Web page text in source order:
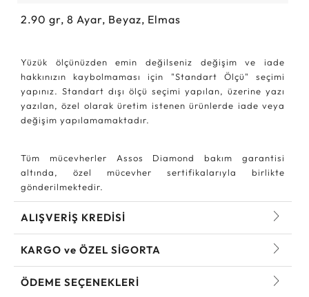
2.90 gr, 8 Ayar, Beyaz, Elmas
Yüzük ölçünüzden emin değilseniz değişim ve iade
hakkınızın kaybolmaması için "Standart Ölçü" seçimi
yapınız. Standart dışı ölçü seçimi yapılan, üzerine yazı
yazılan, özel olarak üretim istenen ürünlerde iade veya
değişim yapılamamaktadır.
Tüm mücevherler Assos Diamond bakım garantisi
altında, özel mücevher sertifikalarıyla birlikte
gönderilmektedir.
ALIŞVERİŞ KREDİSİ
KARGO ve ÖZEL SİGORTA
ÖDEME SEÇENEKLERİ